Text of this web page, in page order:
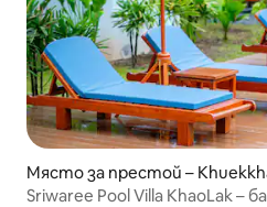
Място за престой –
Sriwaree Pool Villa KhaoLak –